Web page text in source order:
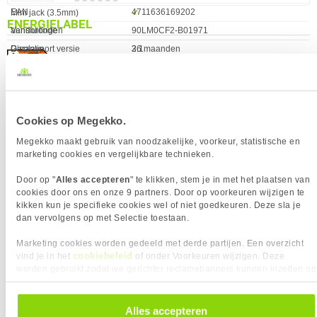
Cookies op Megekko.
Megekko maakt gebruik van noodzakelijke, voorkeur, statistische en
marketing cookies en vergelijkbare technieken.
Door op "Alles accepteren" te klikken, stem je in met het plaatsen van
cookies door ons en onze 9 partners. Door op voorkeuren wijzigen te
kikken kun je specifieke cookies wel of niet goedkeuren. Deze sla je
dan vervolgens op met Selectie toestaan.
Marketing cookies worden gedeeld met derde partijen. Een overzicht
vind je in het cookiebeleid of onder Voorkeuren wijzigen. Deze
andere websites. In onze cookievoorkeuren vind je een overzicht van
alle cookies. Je kunt je gegeven toestemming altijd intrekken, dit doe je
door in de footer van onze website te klikken op ‘Cookievoorkeuren’
Alles accepteren
EAN
4711636169202
Vendorcode
90LM0CF2-B01971
Garantie
36 maanden
ENERGIELABEL
Mini jack (3.5mm)
aansluitingen
✓︎
Displayport versie
2.1
HDMI
Hoofdtelefoonuitgangen
USB-C
✖︎
Versie USB-hub
3.2 Gen 1 (3.1 Gen 1)
ERGONOMIE
Eigenschap Waarde
Bereik kantelhoek
-5 - 20°
Bevestigingsmogelijkheid
✓︎
Portretstand
✓︎
Horizontaal draaibaar
-30 - 30°
VAAK SAMEN GEKOCHT MET
PHANTEKS M25 Gen2 PWM D-RGB
3-Pack 120mm Black